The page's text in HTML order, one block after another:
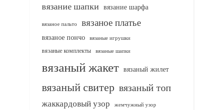
вязание шапки вязание шарфа
вязаное пальто вязаное платье
вязаное пончо вязаные игрушки
вязаные комплекты
вязаные шапки
вязаный жакет вязаный жилет
вязаный свитер вязаный топ
жаккардовый узор жемчужный узор